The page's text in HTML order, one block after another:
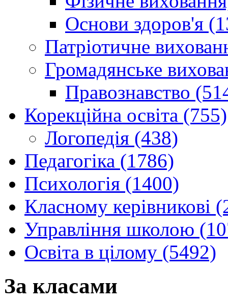
Основи здоров'я
Патріотичне
Громадянське
Правознавство
Корекційна освіта (755)
Логопедія (438)
Педагогіка (1786)
Психологія (1400)
Класному керівникові
Управління школою
Освіта в цілому (5492)
За класами